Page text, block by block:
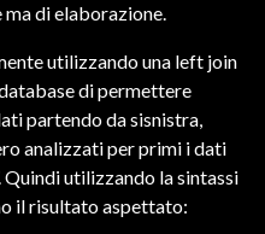
di elaborazione.
utilizzando una left join
di permettere
partendo da sisnistra,
analizzati per primi i dati
utilizzando la sintassi
il risultato aspettato: